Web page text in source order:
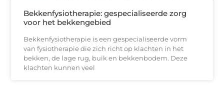
Bekkenfysiotherapie: gespecialiseerde zorg
voor het bekkengebied
Bekkenfysiotherapie is een gespecialiseerde vorm
van fysiotherapie die zich richt op klachten in het
bekken, de lage rug, buik en bekkenbodem. Deze
klachten kunnen veel